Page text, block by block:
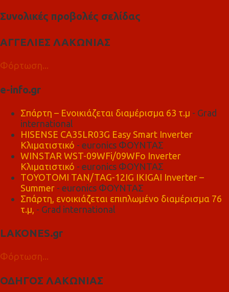
Συνολικές προβολές σελίδας
ΑΓΓΕΛΙΕΣ ΛΑΚΩΝΙΑΣ
Φόρτωση...
e-info.gr
Σπάρτη – Ενοικιάζεται διαμέρισμα 63 τ.μ - Grad
international
HISENSE CA35LR03G Easy Smart Inverter
Κλιματιστικό - euronics ΦΟΥΝΤΑΣ
WINSTAR WST-09WFi/09WFo Inverter
Κλιματιστικό - euronics ΦΟΥΝΤΑΣ
TOYOTOMI TAN/TAG-12IG IKIGAI Inverter –
Summer - euronics ΦΟΥΝΤΑΣ
Σπάρτη, ενοικιάζεται επιπλωμένο διαμέρισμα 76
τ.μ, - Grad international
LAKONES.gr
Φόρτωση...
ΟΔΗΓΟΣ ΛΑΚΩΝΙΑΣ